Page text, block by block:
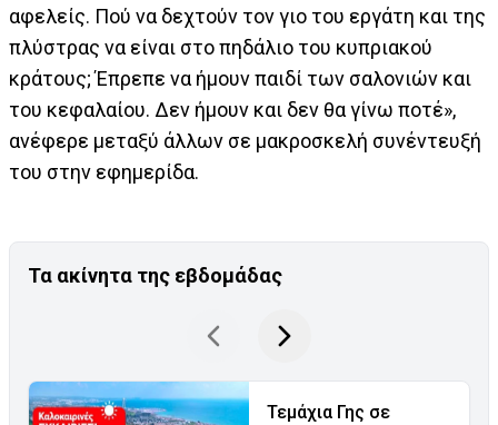
αφελείς. Πού να δεχτούν τον γιο του εργάτη και της
πλύστρας να είναι στο πηδάλιο του κυπριακού
κράτους; Έπρεπε να ήμουν παιδί των σαλονιών και
του κεφαλαίου. Δεν ήμουν και δεν θα γίνω ποτέ»,
ανέφερε μεταξύ άλλων σε μακροσκελή συνέντευξή
του στην εφημερίδα.
Τα ακίνητα της εβδομάδας
Τεμάχια Γης σε